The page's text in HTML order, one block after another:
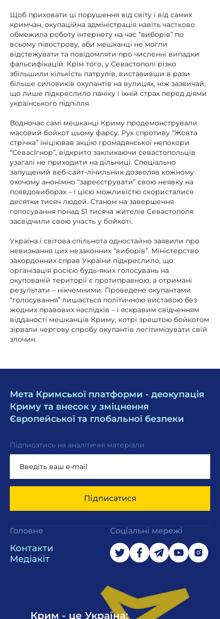
Щоб приховати ці порушення від світу і від самих
кримчан, окупаційна адміністрація навіть частково
обмежила роботу інтернету на час “виборів” по
всьому півострову, аби мешканці не могли
відстежувати та повідомляти про численні випадки
фальсифікацій. Крім того, у Севастополі різко
збільшили кількість патрулів, виставивши в рази
більше силовиків окупантів на вулицях, ніж зазвичай,
що лише підкреслило паніку і їхній страх перед діями
українського підпілля.
Водночас самі мешканці Криму продемонстрували
масовий бойкот цьому фарсу. Рух спротиву “Жовта
стрічка” ініціював акцію громадянської непокори
“СевасІгнор”, відкрито закликаючи севастопольців
узагалі не приходити на дільниці. Спеціально
запущений веб-сайт-лічильник дозволяв кожному
охочому анонімно “зареєструвати” свою неявку на
псевдовиборах – і цією можливістю скористалися
десятки тисяч людей. Станом на завершення
голосування понад 51 тисяча жителів Севастополя
засвідчили свою участь у бойкоті.
Україна і світова спільнота одностайно заявили про
невизнання цих незаконних “виборів”. Міністерство
закордонних справ України підкреслило, що
організація росією будь-яких голосувань на
окупованій території є протиправною, а отримані
результати – нікчемними. Проведене окупантами
“голосування” лишається політичною виставою без
жодних правових наслідків – і яскравим свідченням
відданості мешканців Криму, котрі зрештою бойкотом
зірвали чергову спробу окупантів легітимізувати свій
злочин.
Мета Кримської платформи - деокупація
Криму та внесок у зміцнення
Європейської та глобальної безпеки
Підписатись на аналітичні матеріали
Підписатися
Головне
Контакти
Медіакіт
Соціальні мережі
Крим - це Україна: